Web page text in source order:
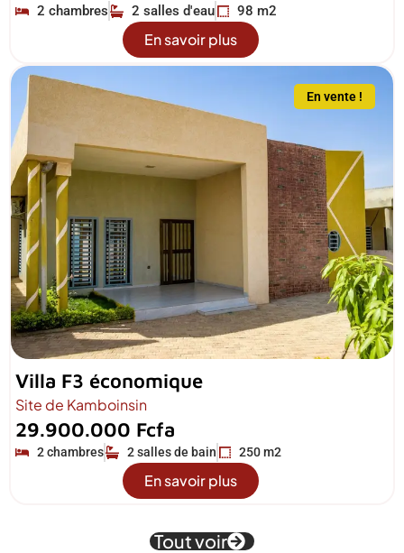
2 chambres 2 salles d'eau 98 m2
En savoir plus
En vente !
Villa F3 économique
Site de Kamboinsin
29.900.000 Fcfa
2 chambres 2 salles de bain 250 m2
En savoir plus
Tout voir